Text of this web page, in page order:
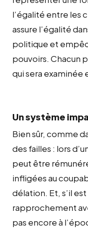
l’égalité entre les
assure l’égalité
politique et
pouvoirs. Chacun
qui sera
Un système
Bien sûr, comme
des failles : lors
peut être
infligées au
délation. Et, s’il
rapprochement
pas encore à